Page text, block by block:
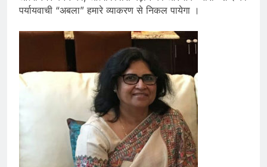
पर्यायवाची “अबला” हमारे व्याकरण से निकल पायेगा ।